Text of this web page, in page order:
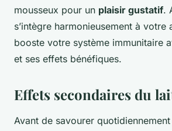
mousseux pour un plaisir gustatif.
s’intègre harmonieusement à votre
booste votre système immunitaire
et ses effets bénéfiques.
Effets secondaires du
Avant de savourer